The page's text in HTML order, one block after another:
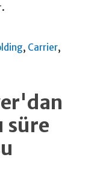
, Carrier,
süre